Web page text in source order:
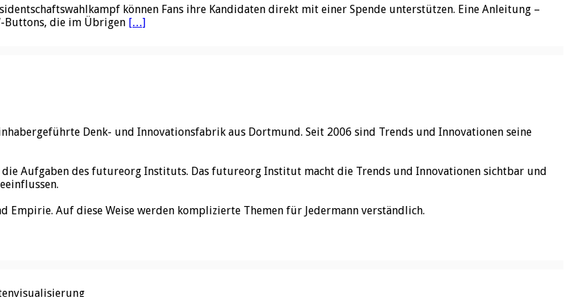
können Fans ihre Kandidaten direkt mit einer Spende unterstützen. Eine Anleitung –
Buttons, die im Übrigen […]
Denk- und Innovationsfabrik aus Dortmund. Seit 2006 sind Trends und Innovationen seine
Aufgaben des futureorg Instituts. Das futureorg Institut macht die Trends und Innovationen sichtbar und
Auf diese Weise werden komplizierte Themen für Jedermann verständlich.